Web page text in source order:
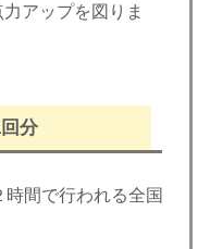
アップを図りま
分
間で行われる全国